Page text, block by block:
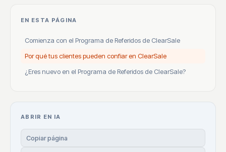
EN ESTA PÁGINA
Comienza con el Programa de Referidos de ClearSale
Por qué tus clientes pueden confiar en ClearSale
¿Eres nuevo en el Programa de Referidos de ClearSale?
ABRIR EN IA
Copiar página